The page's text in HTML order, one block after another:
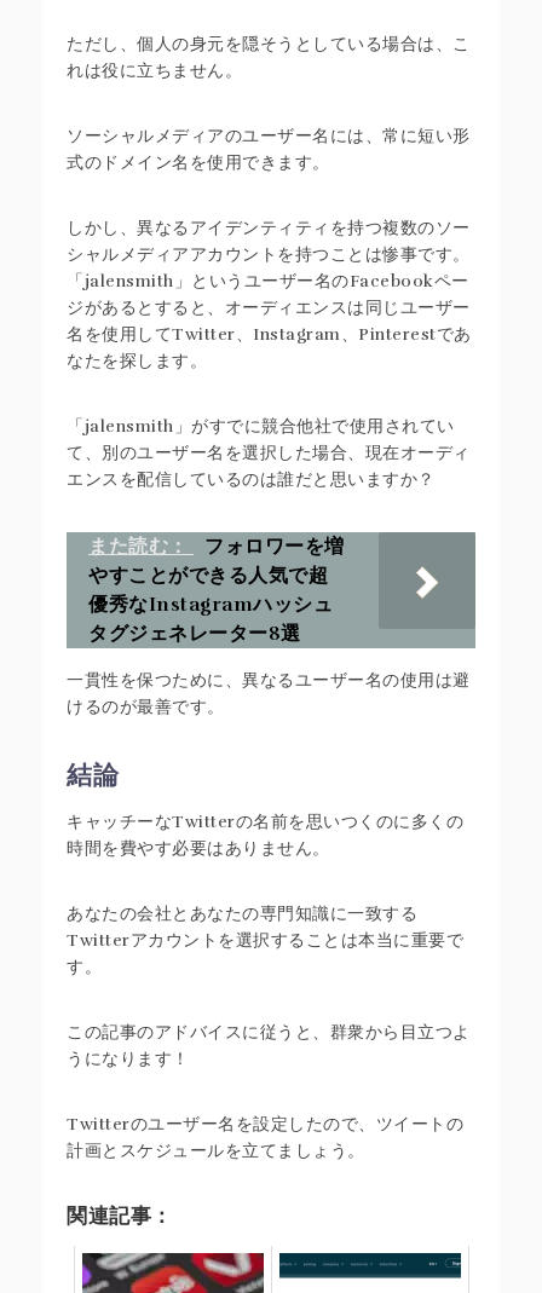
ただし、個人の身元を隠そうとしている場合は、こ
れは役に立ちません。
ソーシャルメディアのユーザー名には、常に短い形
式のドメイン名を使用できます。
しかし、異なるアイデンティティを持つ複数のソー
シャルメディアアカウントを持つことは惨事です。
「jalensmith」というユーザー名のFacebookペー
ジがあるとすると、オーディエンスは同じユーザー
名を使用してTwitter、Instagram、Pinterestであ
なたを探します。
「jalensmith」がすでに競合他社で使用されてい
て、別のユーザー名を選択した場合、現在オーディ
エンスを配信しているのは誰だと思いますか？
また読む：
フォロワーを増
やすことができる人気で超
優秀なInstagramハッシュ
タグジェネレーター8選
一貫性を保つために、異なるユーザー名の使用は避
けるのが最善です。
結論
キャッチーなTwitterの名前を思いつくのに多くの
時間を費やす必要はありません。
あなたの会社とあなたの専門知識に一致する
Twitterアカウントを選択することは本当に重要で
す。
この記事のアドバイスに従うと、群衆から目立つよ
うになります！
Twitterのユーザー名を設定したので、ツイートの
計画とスケジュールを立てましょう。
関連記事：